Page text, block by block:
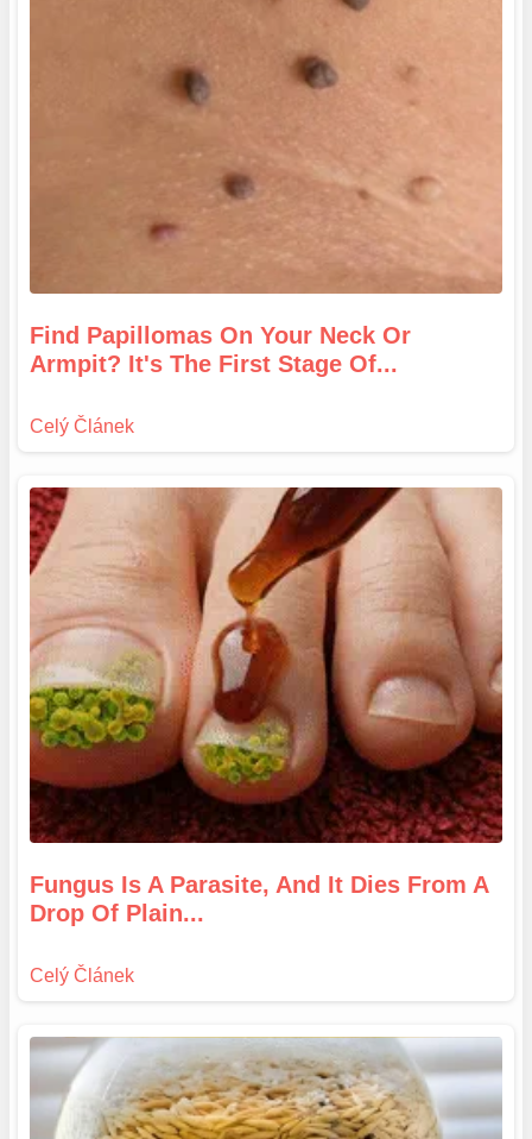
Find Papillomas On Your Neck Or
Armpit? It's The First Stage Of...
Fungus Is A Parasite, And It Dies From A
Drop Of Plain...